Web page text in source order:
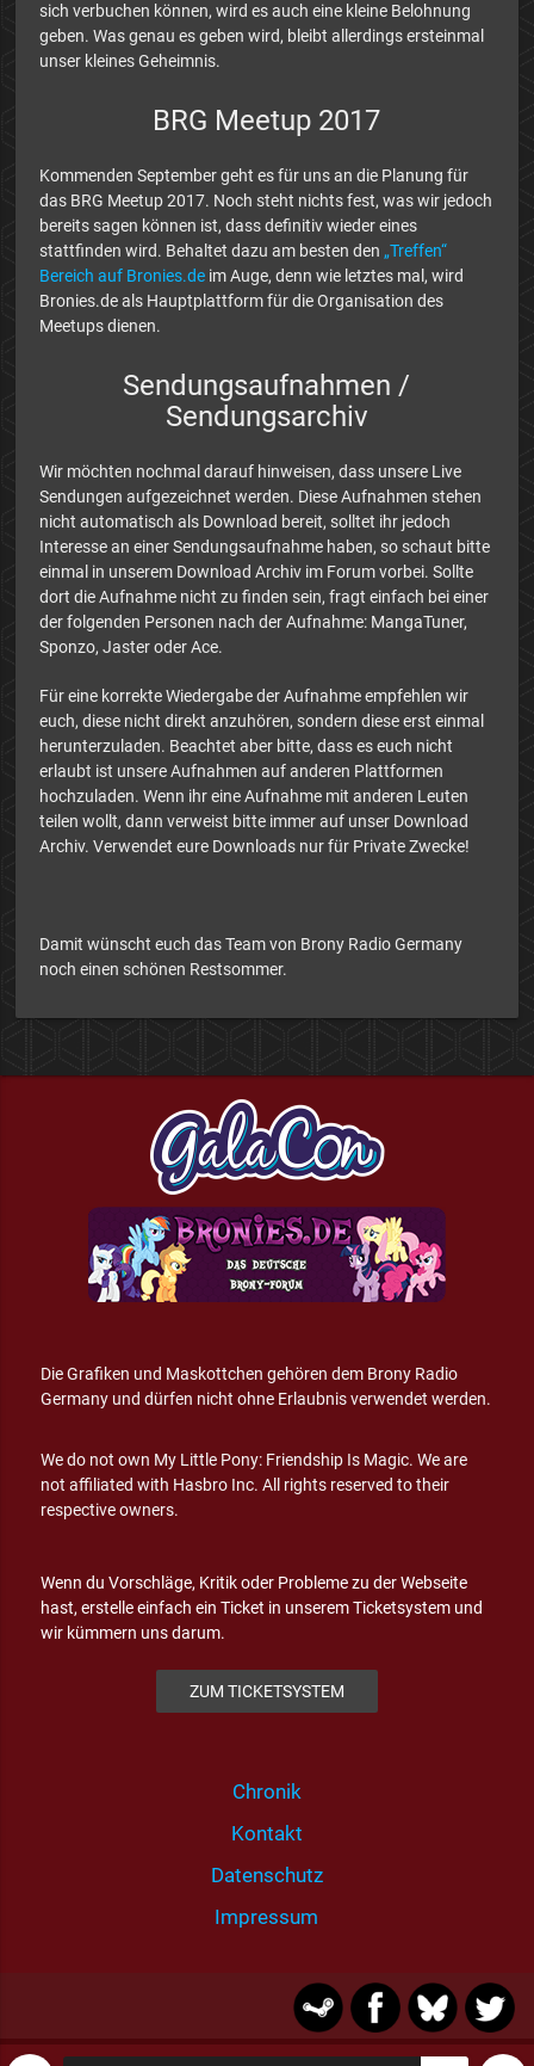
sich verbuchen können, wird es auch eine kleine Belohnung
geben. Was genau es geben wird, bleibt allerdings ersteinmal
unser kleines Geheimnis.
BRG Meetup 2017
Kommenden September geht es für uns an die Planung für
das BRG Meetup 2017. Noch steht nichts fest, was wir jedoch
bereits sagen können ist, dass definitiv wieder eines
stattfinden wird. Behaltet dazu am besten den „Treffen“
Bereich auf Bronies.de im Auge, denn wie letztes mal, wird
Bronies.de als Hauptplattform für die Organisation des
Meetups dienen.
Sendungsaufnahmen /
Sendungsarchiv
Wir möchten nochmal darauf hinweisen, dass unsere Live
Sendungen aufgezeichnet werden. Diese Aufnahmen stehen
nicht automatisch als Download bereit, solltet ihr jedoch
Interesse an einer Sendungsaufnahme haben, so schaut bitte
einmal in unserem Download Archiv im Forum vorbei. Sollte
dort die Aufnahme nicht zu finden sein, fragt einfach bei einer
der folgenden Personen nach der Aufnahme: MangaTuner,
Sponzo, Jaster oder Ace.
Für eine korrekte Wiedergabe der Aufnahme empfehlen wir
euch, diese nicht direkt anzuhören, sondern diese erst einmal
herunterzuladen. Beachtet aber bitte, dass es euch nicht
erlaubt ist unsere Aufnahmen auf anderen Plattformen
hochzuladen. Wenn ihr eine Aufnahme mit anderen Leuten
teilen wollt, dann verweist bitte immer auf unser Download
Archiv. Verwendet eure Downloads nur für Private Zwecke!
Damit wünscht euch das Team von Brony Radio Germany
noch einen schönen Restsommer.
Die Grafiken und Maskottchen gehören dem Brony Radio
Germany und dürfen nicht ohne Erlaubnis verwendet werden.
We do not own My Little Pony: Friendship Is Magic. We are
not affiliated with Hasbro Inc. All rights reserved to their
respective owners.
Wenn du Vorschläge, Kritik oder Probleme zu der Webseite
hast, erstelle einfach ein Ticket in unserem Ticketsystem und
wir kümmern uns darum.
ZUM TICKETSYSTEM
Chronik
Kontakt
Datenschutz
Impressum